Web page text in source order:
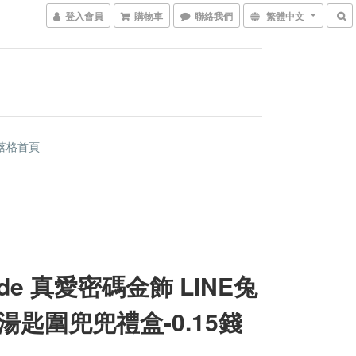
登入會員 購物車 聯絡我們 繁體中文
格首頁
真愛密碼金飾 LINE兔
匙圍兜兜禮盒-0.15錢